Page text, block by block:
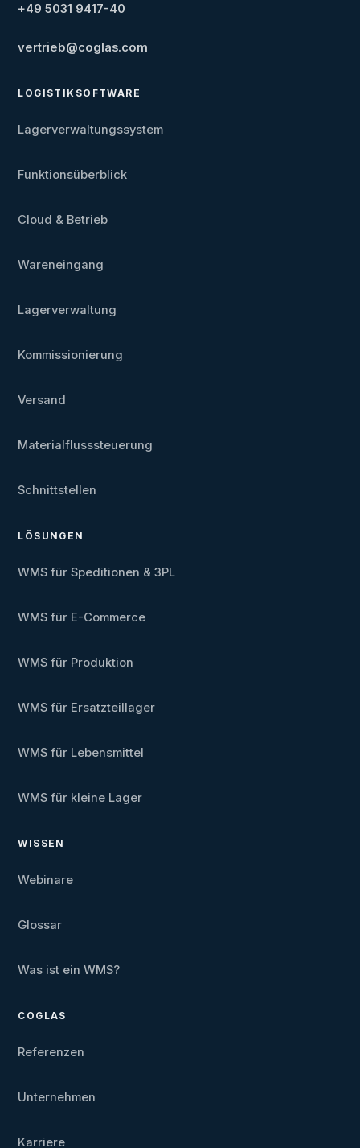
+49 5031 9417-40
vertrieb@coglas.com
LOGISTIKSOFTWARE
Lagerverwaltungssystem
Funktionsüberblick
Cloud & Betrieb
Wareneingang
Lagerverwaltung
Kommissionierung
Versand
Materialflusssteuerung
Schnittstellen
LÖSUNGEN
WMS für Speditionen & 3PL
WMS für E-Commerce
WMS für Produktion
WMS für Ersatzteillager
WMS für Lebensmittel
WMS für kleine Lager
WISSEN
Webinare
Glossar
Was ist ein WMS?
COGLAS
Referenzen
Unternehmen
Karriere